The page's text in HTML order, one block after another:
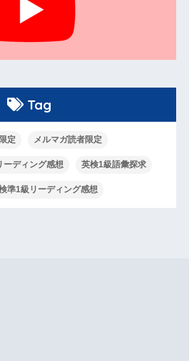
Tag
定 メルマガ読者限定
ーディング感想 英検1級語彙探求
準1級リーディング感想